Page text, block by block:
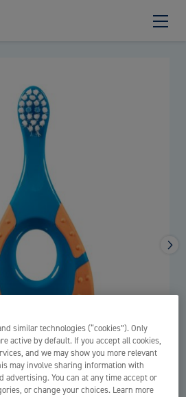
similar technologies (“cookies”). Only
active by default. If you accept all cookies,
and we may show you more relevant
may involve sharing information with
advertising. You can at any time accept or
or change your choices. Learn more